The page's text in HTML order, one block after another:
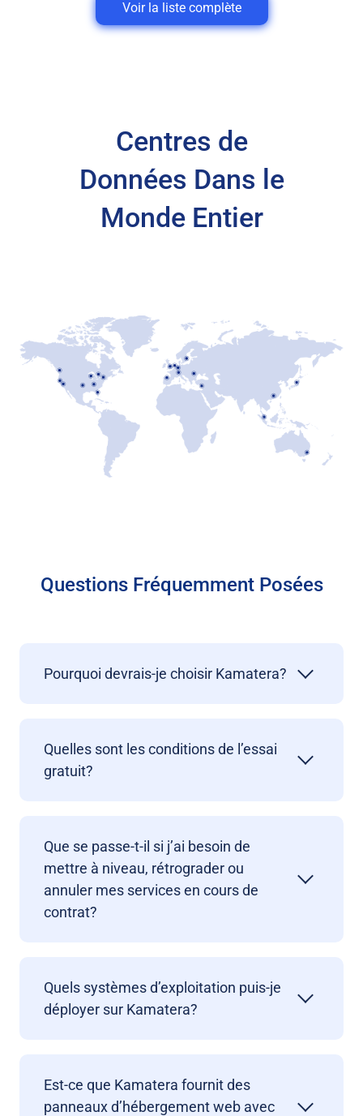
Voir la liste complète
Centres de
Données Dans le
Monde Entier
Questions Fréquemment Posées
Pourquoi devrais-je choisir Kamatera?
Quelles sont les conditions de l’essai
gratuit?
Que se passe-t-il si j’ai besoin de
mettre à niveau, rétrograder ou
annuler mes services en cours de
contrat?
Quels systèmes d’exploitation puis-je
déployer sur Kamatera?
Est-ce que Kamatera fournit des
panneaux d’hébergement web avec